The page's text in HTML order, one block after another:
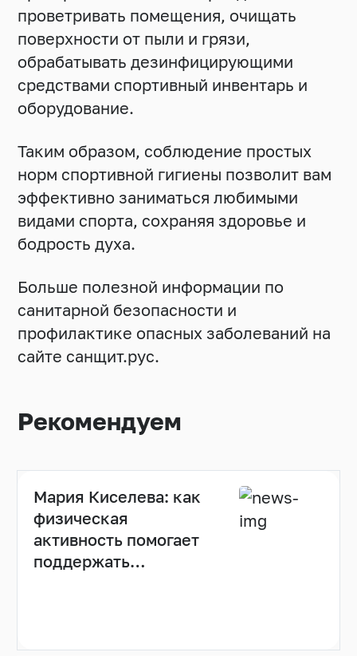
проветривать помещения, очищать
поверхности от пыли и грязи,
обрабатывать дезинфицирующими
средствами спортивный инвентарь и
оборудование.
Таким образом, соблюдение простых
норм спортивной гигиены позволит вам
эффективно заниматься любимыми
видами спорта, сохраняя здоровье и
бодрость духа.
Больше полезной информации по
санитарной безопасности и
профилактике опасных заболеваний на
сайте санщит.рус.
Рекомендуем
Мария Киселева: как
физическая
активность помогает
поддержать